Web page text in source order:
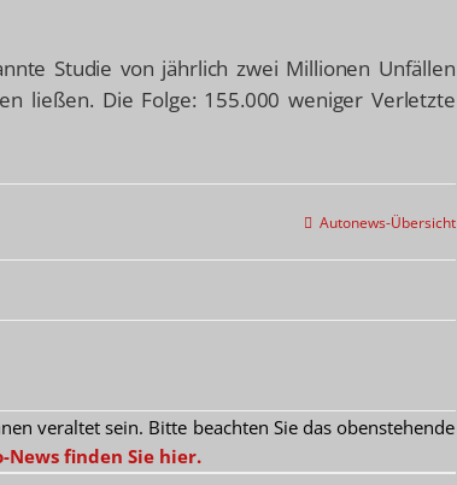
Studie von jährlich zwei Millionen Unfällen
ließen. Die Folge: 155.000 weniger Verletzte
Autonews-Übersicht
veraltet sein. Bitte beachten Sie das obenstehende
finden Sie hier.